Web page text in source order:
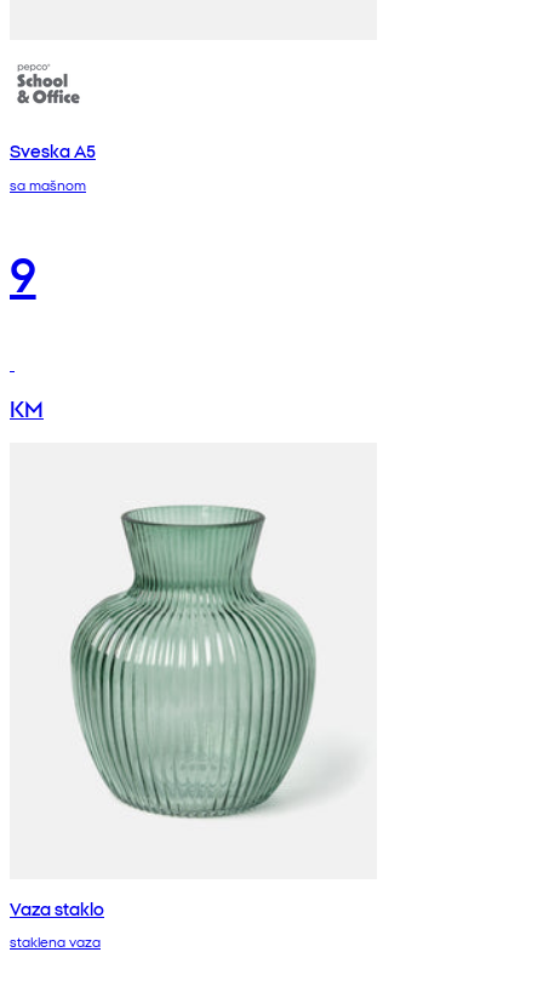
Sveska A5
sa mašnom
9
KM
Vaza staklo
staklena vaza